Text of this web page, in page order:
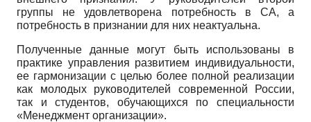
группы не удовлетворена потребность в СА, а
потребность в признании для них неактуальна.
Полученные данные могут быть использованы в
практике управления развитием индивидуальности,
ее гармонизации с целью более полной реализации
как молодых руководителей современной России,
так и студентов, обучающихся по специальности
«Менеджмент организации».